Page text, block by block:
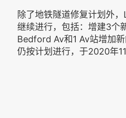
除了地铁隧道修复计划外
继续进行，包括：增建3个
Bedford Av和1 Av站增加
仍按计划进行，于2020年11